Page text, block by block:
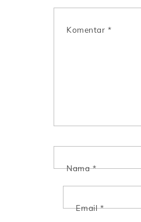
Komentar *
Nama*
Email*